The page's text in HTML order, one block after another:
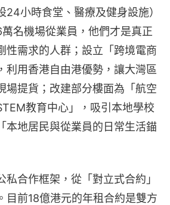
24小時食堂、醫療及健身設施）
名機場從業員，他們才是真正
性需求的人群；設立「跨境電商
利用香港自由港優勢，讓大灣區
場提貨；改建部分樓面為「航空
教育中心」，吸引本地學校
本地居民與從業員的日常生活錨
私合作框架，從「對立式合約」
目前18億港元的年租合約是雙方